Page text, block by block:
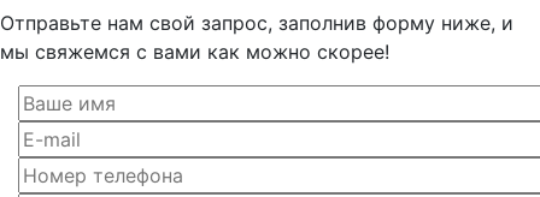
Отправьте нам свой запрос, заполнив форму ниже, и
мы свяжемся с вами как можно скорее!